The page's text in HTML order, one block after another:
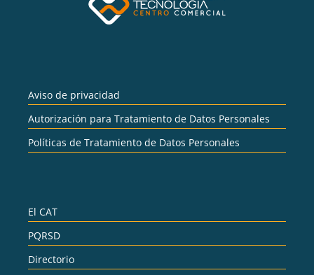
Aviso de privacidad
Autorización para Tratamiento de Datos Personales
Políticas de Tratamiento de Datos Personales
El CAT
PQRSD
Directorio